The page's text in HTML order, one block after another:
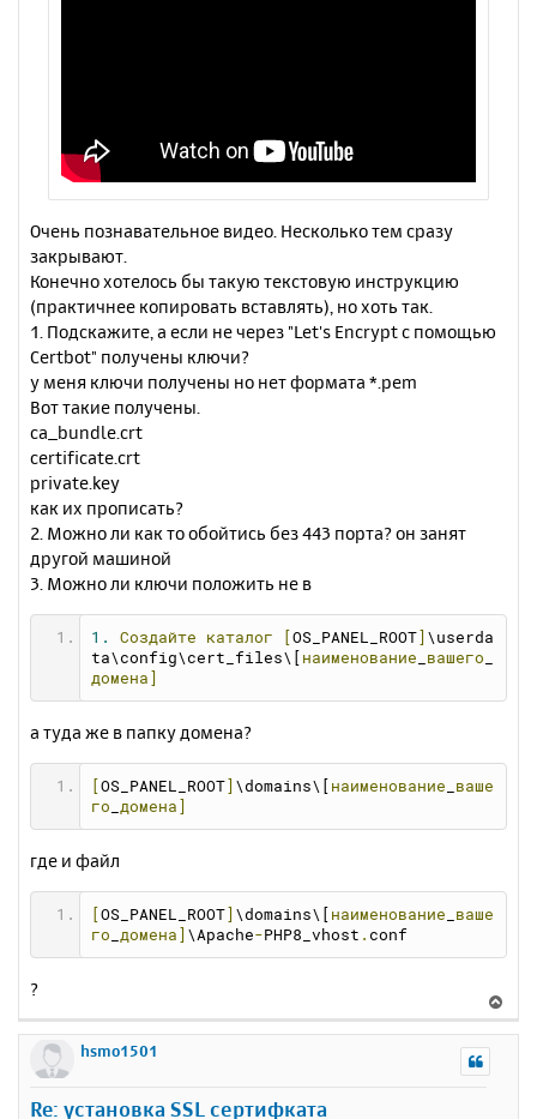
Очень познавательное видео. Несколько тем сразу
закрывают.
Конечно хотелось бы такую текстовую инструкцию
(практичнее копировать вставлять), но хоть так.
1. Подскажите, а если не через "Let's Encrypt с помощью
Certbot" получены ключи?
у меня ключи получены но нет формата *.pem
Вот такие получены.
ca_bundle.crt
certificate.crt
private.key
как их прописать?
2. Можно ли как то обойтись без 443 порта? он занят
другой машиной
3. Можно ли ключи положить не в
1. Создайте каталог OS_PANEL_ROOT \userda
ta\config\cert_files\[ наименование вашего
домена]
а туда же в папку домена?
OS_PANEL_ROOT \domains\[ наименование
ваше
го домена]
где и файл
OS_PANEL_ROOT \domains\[ наименование
ваше
го домена] \Apache-PHP8_vhost . conf
?
е
hsmo1501
Re: установка SSL сертифката